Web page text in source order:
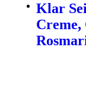
Klar